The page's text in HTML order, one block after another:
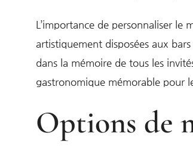
L’importance de personnaliser le
artistiquement disposées aux
dans la mémoire de tous les
gastronomique mémorable pour
Options de